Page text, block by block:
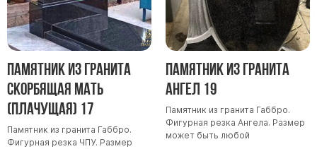
Памятник из гранита
Скорбящая мать
(Плачущая) 17
Памятник из гранита Габбро.
Фигурная резка ЧПУ. Размер
Памятник из гранита
Ангел 19
Памятник из гранита Габбро.
Фигурная резка Ангела. Размер
может быть любой